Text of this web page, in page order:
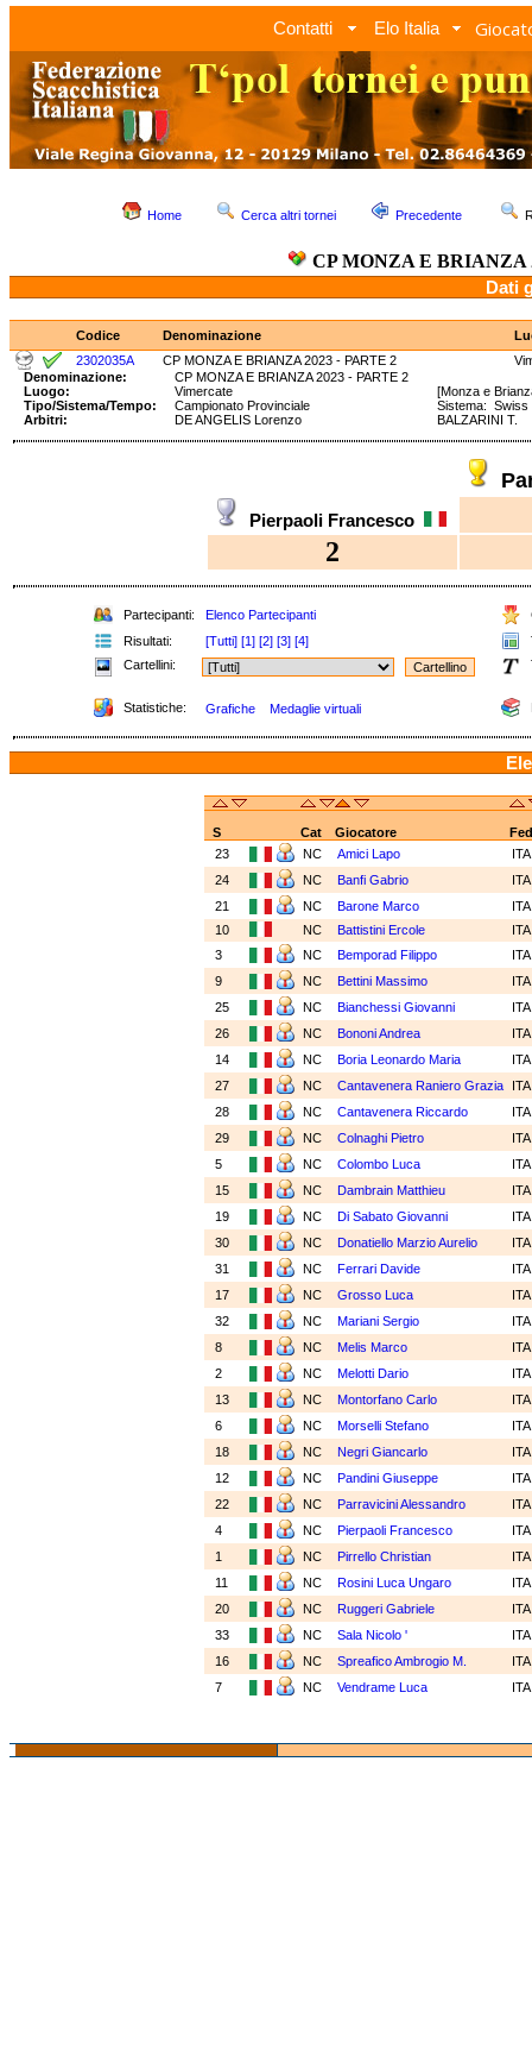
Contatti Elo Italia
Home Cerca altri tornei Precedente
CP MONZA E BRIANZA
Dati
Codice Denominazione
2302035A
CP MONZA E BRIANZA 2023 - PARTE 2
Denominazione:
CP MONZA E BRIANZA 2023 - PARTE 2
Luogo:
Vimercate
[Monza e
Tipo/Sistema/Tempo:
Campionato Provinciale
Sistema:
Arbitri:
DE ANGELIS Lorenzo BALZARINI T.
Pierpaoli Francesco
2
Partecipanti: Elenco Partecipanti
Risultati:
[Tutti] [1] [2] [3] [4]
Cartellini:
Statistiche: Grafiche Medaglie virtuali
S Cat Giocatore
Fed
23
NC Amici Lapo
24
NC Banfi Gabrio
21
NC Barone Marco
10
NC Battistini Ercole
3
NC Bemporad Filippo
9
NC Bettini Massimo
25
NC Bianchessi Giovanni
26
NC Bononi Andrea
14
NC Boria Leonardo Maria
27
NC Cantavenera Raniero Grazia
28
NC Cantavenera Riccardo
29
NC Colnaghi Pietro
5
NC Colombo Luca
15
NC Dambrain Matthieu
19
NC Di Sabato Giovanni
30
NC Donatiello Marzio Aurelio
31
NC Ferrari Davide
17
NC Grosso Luca
32
NC Mariani Sergio
8
NC Melis Marco
2
NC Melotti Dario
13
NC Montorfano Carlo
6
NC Morselli Stefano
18
NC Negri Giancarlo
12
NC Pandini Giuseppe
22
NC Parravicini Alessandro
4
NC Pierpaoli Francesco
1
NC Pirrello Christian
11
NC Rosini Luca Ungaro
20
NC Ruggeri Gabriele
33
NC Sala Nicolo '
16
NC Spreafico Ambrogio M.
7
NC Vendrame Luca